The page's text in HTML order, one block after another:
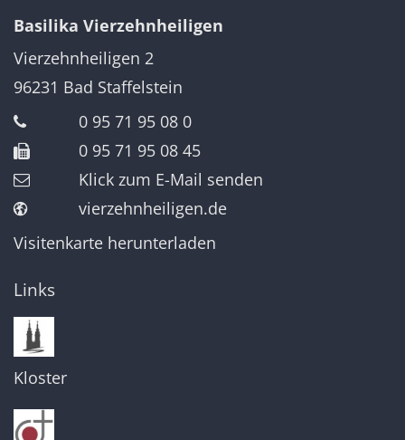
Basilika Vierzehnheiligen
Vierzehnheiligen 2
96231 Bad Staffelstein
0 95 71 95 08 0
0 95 71 95 08 45
Klick zum E-Mail senden
vierzehnheiligen.de
Visitenkarte herunterladen
Links
Kloster